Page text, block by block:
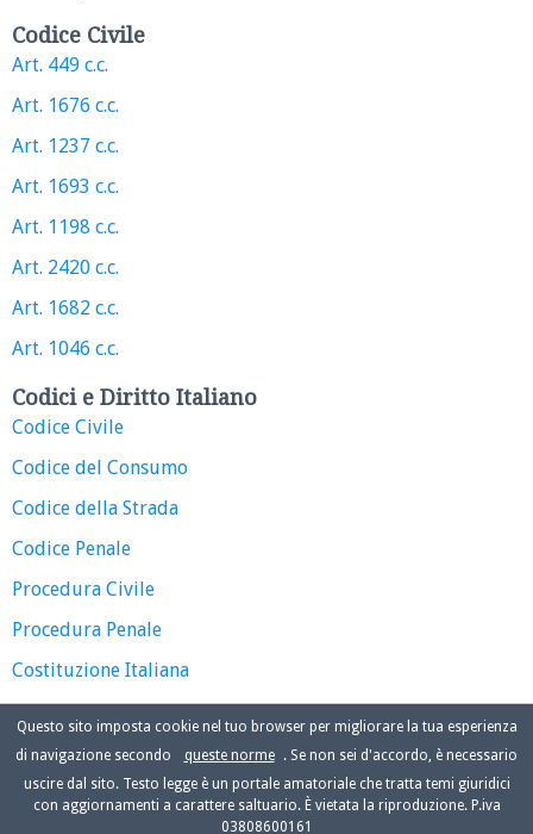
Codice Civile
Art. 449 c.c.
Art. 1676 c.c.
Art. 1237 c.c.
Art. 1693 c.c.
Art. 1198 c.c.
Art. 2420 c.c.
Art. 1682 c.c.
Art. 1046 c.c.
Codici e Diritto Italiano
Codice Civile
Codice del Consumo
Codice della Strada
Codice Penale
Procedura Civile
Procedura Penale
Costituzione Italiana
Questo sito imposta cookie nel tuo browser per migliorare la tua esperienza
di navigazione secondo
queste norme
. Se non sei d'accordo, è necessario
uscire dal sito. Testo legge è un portale amatoriale che tratta temi giuridici
con aggiornamenti a carattere saltuario. È vietata la riproduzione. P.iva
03808600161